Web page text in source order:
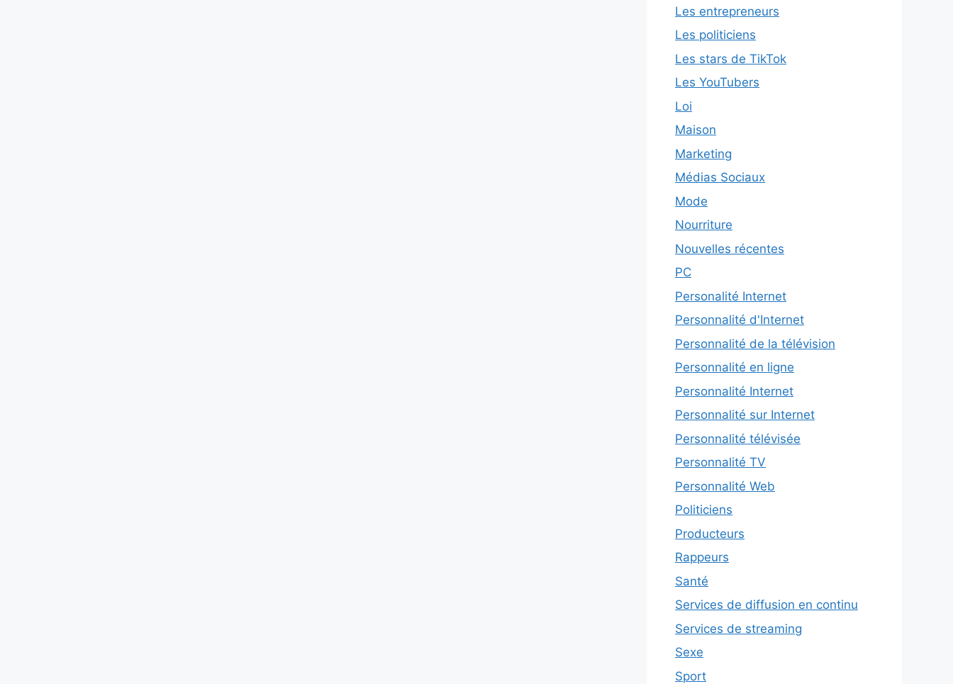
Les entrepreneurs
Les politiciens
Les stars de TikTok
Les YouTubers
Loi
Maison
Marketing
Médias Sociaux
Mode
Nourriture
Nouvelles récentes
PC
Personalité Internet
Personnalité d'Internet
Personnalité de la télévision
Personnalité en ligne
Personnalité Internet
Personnalité sur Internet
Personnalité télévisée
Personnalité TV
Personnalité Web
Politiciens
Producteurs
Rappeurs
Santé
Services de diffusion en continu
Services de streaming
Sexe
Sport